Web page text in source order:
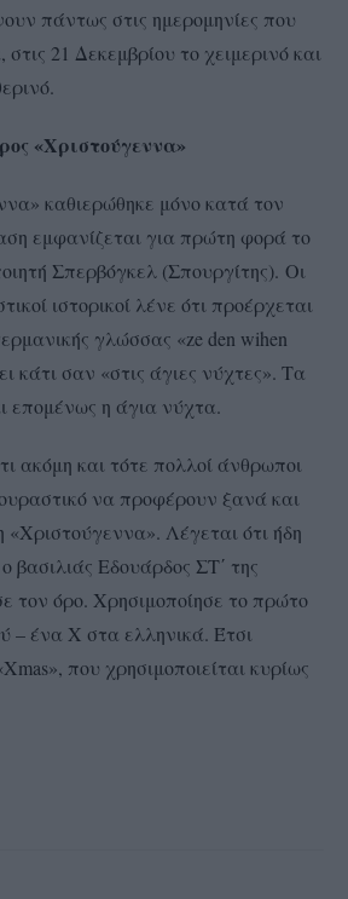
πάντως στις ημερομηνίες που
21 Δεκεμβρίου το χειμερινό και
«Χριστούγεννα»
καθιερώθηκε μόνο κατά τον
εμφανίζεται για πρώτη φορά το
Σπερβόγκελ (Σπουργίτης). Οι
ιστορικοί λένε ότι προέρχεται
γλώσσας «ze den wihen
κάτι σαν «στις άγιες νύχτες». Τα
επομένως η άγια νύχτα.
ακόμη και τότε πολλοί άνθρωποι
να προφέρουν ξανά και
Λέγεται ότι ήδη
βασιλιάς Εδουάρδος ΣΤ΄ της
τον όρο. Χρησιμοποίησε το πρώτο
– ένα Χ στα ελληνικά. Έτσι
που χρησιμοποιείται κυρίως